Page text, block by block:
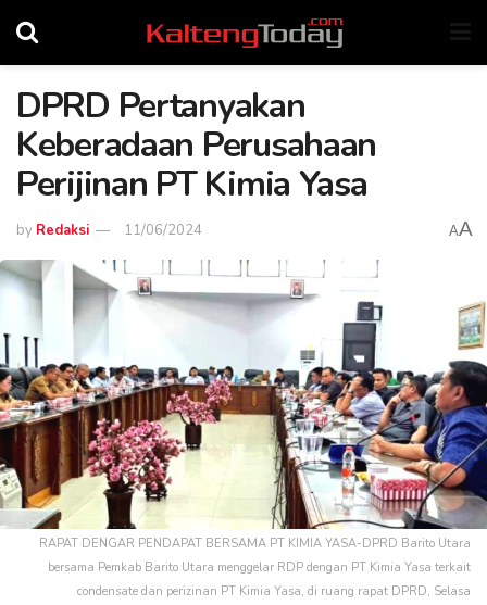
DPRD Pertanyakan
Keberadaan Perusahaan
Perijinan PT Kimia Yasa
by Redaksi 11/06/2024 AA
RAPAT DENGAR PENDAPAT BERSAMA PT KIMIA YASA-DPRD Barito Utara
bersama Pemkab Barito Utara menggelar RDP dengan PT Kimia Yasa terkait
condensate dan perizinan PT Kimia Yasa, di ruang rapat DPRD, Selasa